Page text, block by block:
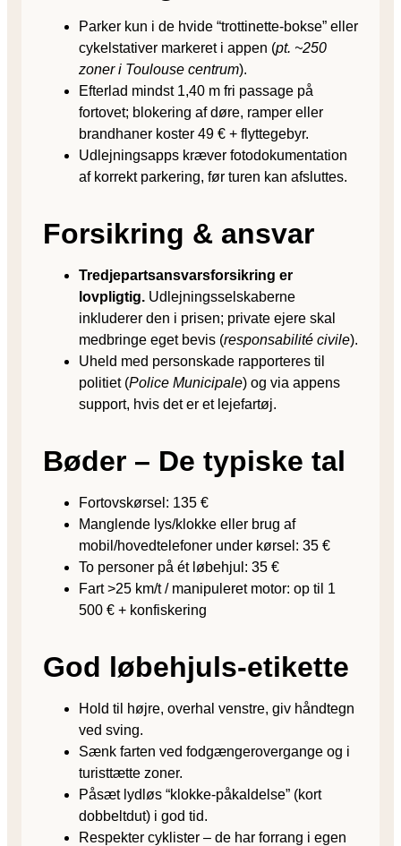
Parker kun i de hvide “trottinette-bokse” eller
cykelstativer markeret i appen (pt. ~250
zoner i Toulouse centrum).
Efterlad mindst 1,40 m fri passage på
fortovet; blokering af døre, ramper eller
brandhaner koster 49 € + flyttegebyr.
Udlejningsapps kræver foto­dokumentation
af korrekt parkering, før turen kan afsluttes.
Forsikring & ansvar
Tredjeparts­ansvarsforsikring er
lovpligtig. Udlejningsselskaberne
inkluderer den i prisen; private ejere skal
medbringe eget bevis (responsabilité civile).
Uheld med personskade rapporteres til
politiet (Police Municipale) og via appens
support, hvis det er et lejefartøj.
Bøder – De typiske tal
Fortovskørsel: 135 €
Manglende lys/klokke eller brug af
mobil/hovedtelefoner under kørsel: 35 €
To personer på ét løbehjul: 35 €
Fart >25 km/t / manipuleret motor: op til 1
500 € + konfiskering
God løbehjuls-etikette
Hold til højre, overhal venstre, giv håndtegn
ved sving.
Sænk farten ved fodgænger­overgange og i
turist­tætte zoner.
Påsæt lydløs “klokke-påkaldelse” (kort
dobbeltdut) i god tid.
Respekter cyklister – de har forrang i egen